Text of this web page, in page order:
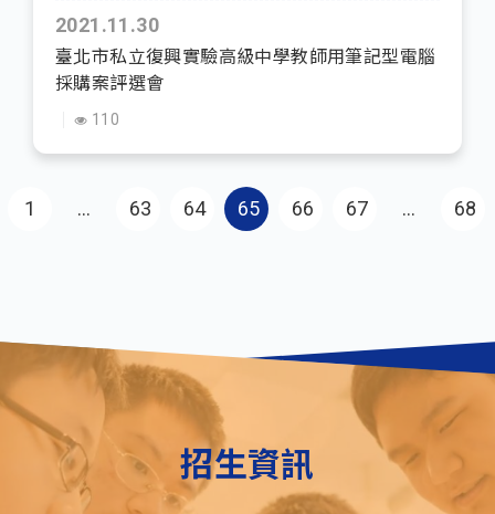
2021.11.30
臺北市私立復興實驗高級中學教師用筆記型電腦
採購案評選會
110
Pagination
1 First page
… 63 64 65 66 67 …
68
招生資訊